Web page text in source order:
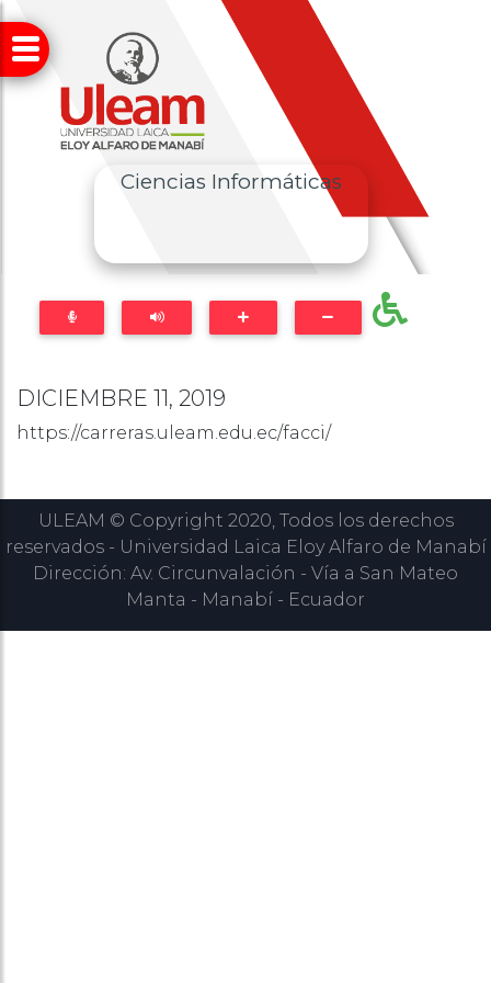
Ciencias Informáticas
DICIEMBRE 11, 2019
https://carreras.uleam.edu.ec/facci/
ULEAM © Copyright 2020, Todos los derechos
reservados - Universidad Laica Eloy Alfaro de Manabí
Dirección: Av. Circunvalación - Vía a San Mateo
Manta - Manabí - Ecuador